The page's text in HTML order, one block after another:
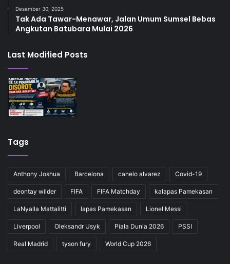
Desember 30, 2025
Tak Ada Tawar-Menawar, Jalan Umum Sumsel Bebas
Angkutan Batubara Mulai 2026
Last Modified Posts
Tags
Anthony Joshua Barcelona canelo alvarez Covid-19
deontay wilder FIFA FIFA Matchday kalapas Pamekasan
LaNyalla Mattalitti lapas Pamekasan Lionel Messi
Liverpool Oleksandr Usyk Piala Dunia 2026 PSSI
Real Madrid tyson fury World Cup 2026